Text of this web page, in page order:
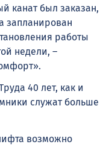
канат был заказан,
запланирован
работы
недели, –
40 лет, как и
служат больше
возможно